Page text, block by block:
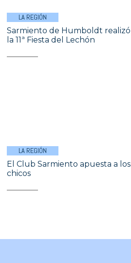
LA REGIÓN
Sarmiento de Humboldt realizó
la 11ª Fiesta del Lechón
LA REGIÓN
El Club Sarmiento apuesta a los
chicos